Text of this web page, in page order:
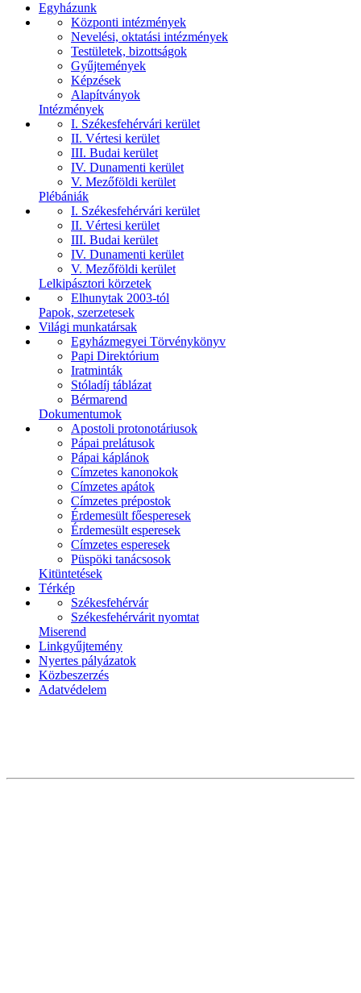
Egyházunk
Központi intézmények
Nevelési, oktatási intézmények
Testületek, bizottságok
Gyűjtemények
Képzések
Alapítványok
Intézmények
I. Székesfehérvári kerület
II. Vértesi kerület
III. Budai kerület
IV. Dunamenti kerület
V. Mezőföldi kerület
Plébániák
I. Székesfehérvári kerület
II. Vértesi kerület
III. Budai kerület
IV. Dunamenti kerület
V. Mezőföldi kerület
Lelkipásztori körzetek
Elhunytak 2003-tól
Papok, szerzetesek
Világi munkatársak
Egyházmegyei Törvénykönyv
Papi Direktórium
Iratminták
Stóladíj táblázat
Bérmarend
Dokumentumok
Apostoli protonotáriusok
Pápai prelátusok
Pápai káplánok
Címzetes kanonokok
Címzetes apátok
Címzetes prépostok
Érdemesült főesperesek
Érdemesült esperesek
Címzetes esperesek
Püspöki tanácsosok
Kitüntetések
Térkép
Székesfehérvár
Székesfehérvárit nyomtat
Miserend
Linkgyűjtemény
Nyertes pályázatok
Közbeszerzés
Adatvédelem